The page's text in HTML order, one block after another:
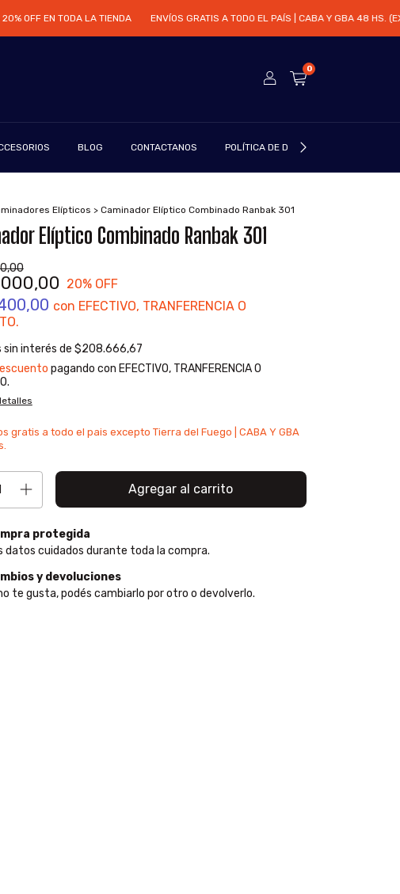
OFF EN TODA LA TIENDA ENVÍOS GRATIS A TODO EL PAÍS | CABA Y GBA 48 HS.
0
BLOG CONTACTANOS POLÍTICA DE DEVOLUCIÓN
Elípticos > Caminador Elíptico Combinado Ranbak 301
Elíptico Combinado Ranbak 301
20% OFF
con EFECTIVO, TRANFERENCIA O
interés de $208.666,67
pagando con EFECTIVO, TRANFERENCIA O
protegida
datos cuidados durante toda la compra.
y devoluciones
te gusta, podés cambiarlo por otro o devolverlo.